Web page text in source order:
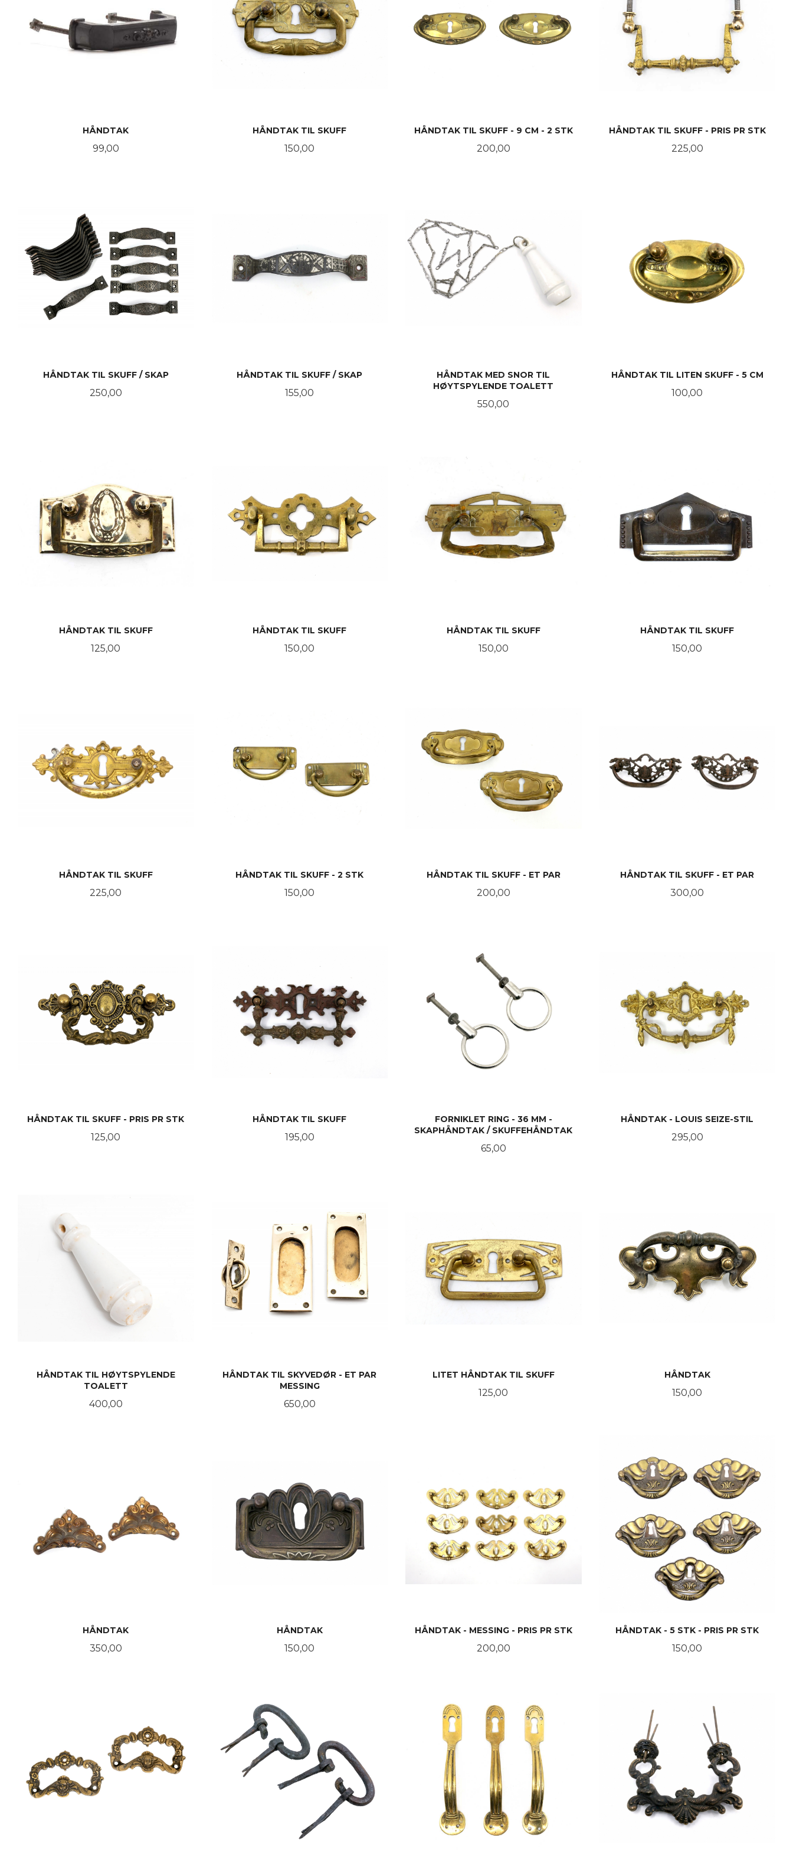
HÅNDTAK
Pris
99,00
HÅNDTAK TIL SKUFF
Pris
150,00
HÅNDTAK TIL SKUFF - 9 CM - 2 STK
Pris
200,00
HÅNDTAK TIL SKUFF - PRIS PR STK
Pris
225,00
HÅNDTAK TIL SKUFF / SKAP
Pris
250,00
HÅNDTAK TIL SKUFF / SKAP
Pris
155,00
HÅNDTAK MED SNOR TIL
HØYTSPYLENDE TOALETT
Pris
550,00
HÅNDTAK TIL LITEN SKUFF - 5 CM
Pris
100,00
HÅNDTAK TIL SKUFF
Pris
125,00
HÅNDTAK TIL SKUFF
Pris
150,00
HÅNDTAK TIL SKUFF
Pris
150,00
HÅNDTAK TIL SKUFF
Pris
150,00
HÅNDTAK TIL SKUFF
Pris
225,00
HÅNDTAK TIL SKUFF - 2 STK
Pris
150,00
HÅNDTAK TIL SKUFF - ET PAR
Pris
200,00
HÅNDTAK TIL SKUFF - ET PAR
Pris
300,00
HÅNDTAK TIL SKUFF - PRIS PR STK
Pris
125,00
HÅNDTAK TIL SKUFF
Pris
195,00
FORNIKLET RING - 36 MM -
SKAPHÅNDTAK / SKUFFEHÅNDTAK
Pris
65,00
HÅNDTAK - LOUIS SEIZE-STIL
Pris
295,00
HÅNDTAK TIL HØYTSPYLENDE
TOALETT
Pris
400,00
HÅNDTAK TIL SKYVEDØR - ET PAR
MESSING
Pris
650,00
LITET HÅNDTAK TIL SKUFF
Pris
125,00
HÅNDTAK
Pris
150,00
HÅNDTAK
Pris
350,00
HÅNDTAK
Pris
150,00
HÅNDTAK - MESSING - PRIS PR STK
Pris
200,00
HÅNDTAK - 5 STK - PRIS PR STK
Pris
150,00